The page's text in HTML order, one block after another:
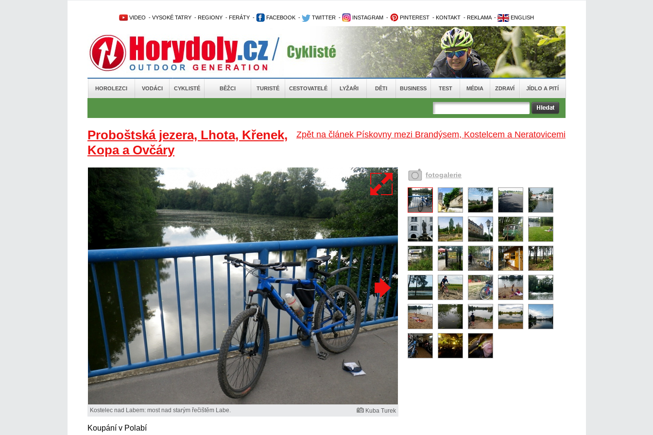
VIDEO - VYSOKÉ TATRY - REGIONY - FERÁTY - FACEBOOK - TWITTER - INSTAGRAM - PINTEREST - KONTAKT - REKLAMA - ENGLISH
HOROLEZCI VODÁCI CYKLISTÉ BĚŽCI TURISTÉ CESTOVATELÉ LYŽAŘI DĚTI BUSINESS TEST MÉDIA ZDRAVÍ JÍDLO A PITÍ
Zpět na článek Pískovny mezi Brandýsem, Kostelcem a Neratovicemi
Proboštská jezera, Lhota, Křenek,
Kopa a Ovčáry
Kostelec nad Labem: most nad starým řečištěm Labe. Kuba Turek
Koupání v Polabí
fotogalerie